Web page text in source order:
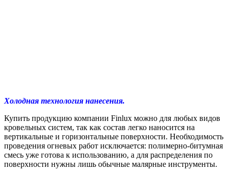
Холодная технология нанесения.
Купить продукцию компании Finlux можно для любых видов
кровельных систем, так как состав легко наносится на
вертикальные и горизонтальные поверхности. Необходимость
проведения огневых работ исключается: полимерно-битумная
смесь уже готова к использованию, а для распределения по
поверхности нужны лишь обычные малярные инструменты.